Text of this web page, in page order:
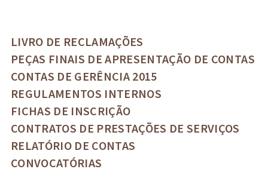
LIVRO DE RECLAMAÇÕES
PEÇAS FINAIS DE APRESENTAÇÃO DE CONTAS
CONTAS DE GERÊNCIA 2015
REGULAMENTOS INTERNOS
FICHAS DE INSCRIÇÃO
CONTRATOS DE PRESTAÇÕES DE SERVIÇOS
RELATÓRIO DE CONTAS
CONVOCATÓRIAS